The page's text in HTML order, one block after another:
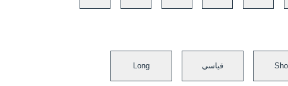
قياسي Long